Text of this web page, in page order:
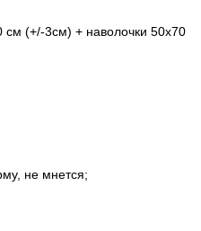
(+/-3см) + наволочки 50x70
не мнется;